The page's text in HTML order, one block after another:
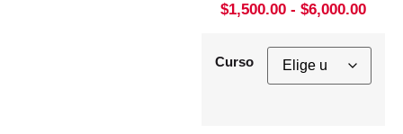
$1,500.00 - $6,000.00
Curso